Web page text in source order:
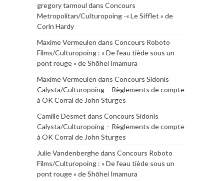
gregory tarmoul dans Concours
Metropolitan/Culturopoing -« Le Sifflet » de
Corin Hardy
Maxime Vermeulen dans Concours Roboto
Films/Culturopoing : « De l’eau tiède sous un
pont rouge » de Shōhei Imamura
Maxime Vermeulen dans Concours Sidonis
Calysta/Culturopoing – Règlements de compte
à OK Corral de John Sturges
Camille Desmet dans Concours Sidonis
Calysta/Culturopoing – Règlements de compte
à OK Corral de John Sturges
Julie Vandenberghedans Concours Roboto
Films/Culturopoing : « De l’eau tiède sous un
pont rouge » de Shōhei Imamura